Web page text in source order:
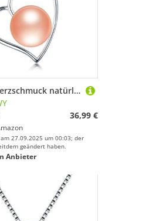
BDDCYWY Herzschmuck natürliches Süßwasserperlenanhänger für Frauen
36,99 €
27.09.2025 um 00:03; der
geändert haben.
Anbieter